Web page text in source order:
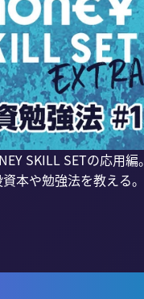
SKILL SETの応用編。
本や勉強法を教える。